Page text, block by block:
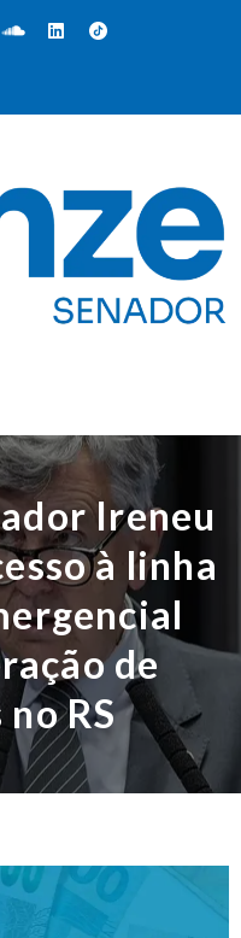
Ireneu
à linha
de
RS